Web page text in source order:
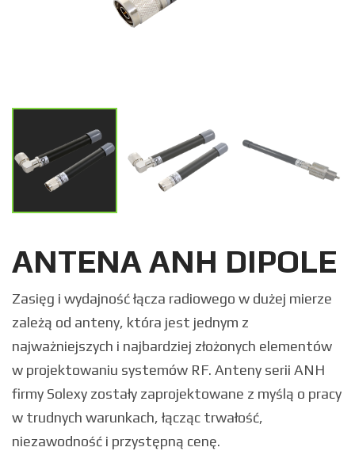
ANTENA ANH DIPOLE
Zasięg i wydajność łącza radiowego w dużej mierze
zależą od anteny, która jest jednym z
najważniejszych i najbardziej złożonych elementów
w projektowaniu systemów RF. Anteny serii ANH
firmy Solexy zostały zaprojektowane z myślą o pracy
w trudnych warunkach, łącząc trwałość,
niezawodność i przystępną cenę.